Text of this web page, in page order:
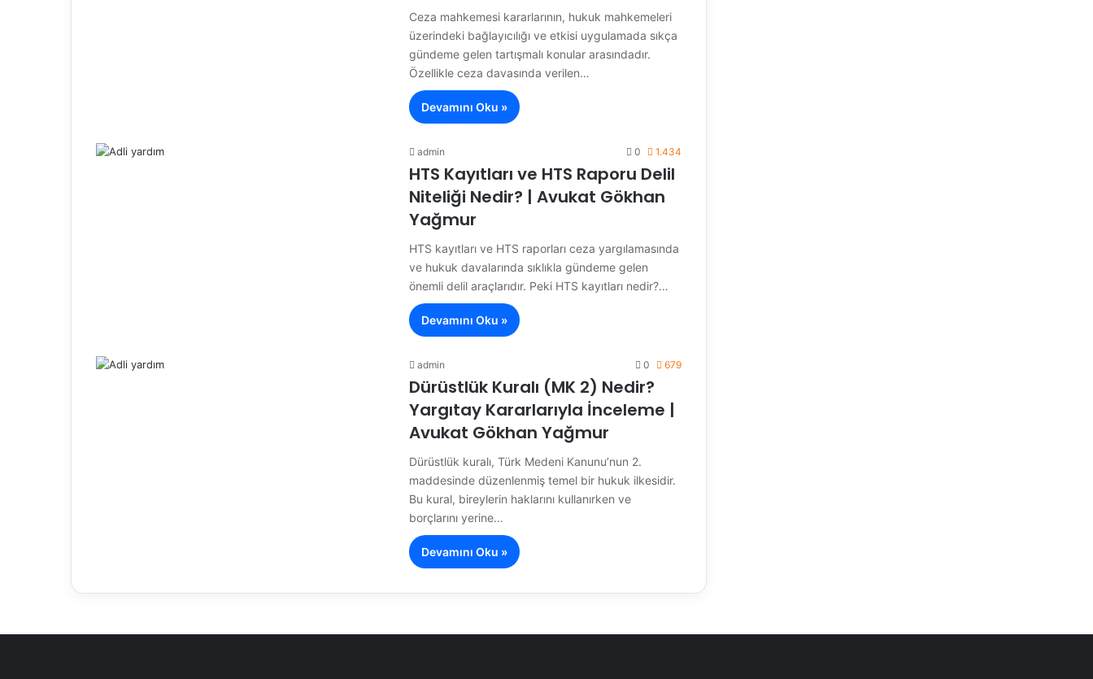
Ceza mahkemesi kararlarının, hukuk mahkemeleri
üzerindeki bağlayıcılığı ve etkisi uygulamada sıkça
gündeme gelen tartışmalı konular arasındadır.
Özellikle ceza davasında verilen…
Devamını Oku »
admin 0 1.434
HTS Kayıtları ve HTS Raporu Delil
Niteliği Nedir? | Avukat Gökhan
Yağmur
HTS kayıtları ve HTS raporları ceza yargılamasında
ve hukuk davalarında sıklıkla gündeme gelen
önemli delil araçlarıdır. Peki HTS kayıtları nedir?…
Devamını Oku »
admin 0 679
Dürüstlük Kuralı (MK 2) Nedir?
Yargıtay Kararlarıyla İnceleme |
Avukat Gökhan Yağmur
Dürüstlük kuralı, Türk Medeni Kanunu’nun 2.
maddesinde düzenlenmiş temel bir hukuk ilkesidir.
Bu kural, bireylerin haklarını kullanırken ve
borçlarını yerine…
Devamını Oku »